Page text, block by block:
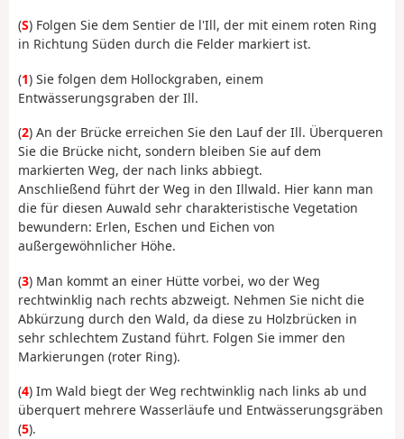
(S) Folgen Sie dem Sentier de l'Ill, der mit einem roten Ring
in Richtung Süden durch die Felder markiert ist.
(1) Sie folgen dem Hollockgraben, einem
Entwässerungsgraben der Ill.
(2) An der Brücke erreichen Sie den Lauf der Ill. Überqueren
Sie die Brücke nicht, sondern bleiben Sie auf dem
markierten Weg, der nach links abbiegt.
Anschließend führt der Weg in den Illwald. Hier kann man
die für diesen Auwald sehr charakteristische Vegetation
bewundern: Erlen, Eschen und Eichen von
außergewöhnlicher Höhe.
(3) Man kommt an einer Hütte vorbei, wo der Weg
rechtwinklig nach rechts abzweigt. Nehmen Sie nicht die
Abkürzung durch den Wald, da diese zu Holzbrücken in
sehr schlechtem Zustand führt. Folgen Sie immer den
Markierungen (roter Ring).
(4) Im Wald biegt der Weg rechtwinklig nach links ab und
überquert mehrere Wasserläufe und Entwässerungsgräben
(5).